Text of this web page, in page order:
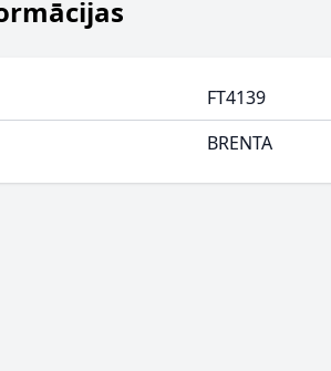
FT4139
BRENTA